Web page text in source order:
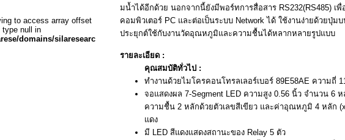
to access array offset
type null in
domains/silaresearch.com/public_html/productdesc.php
มน้ำได้อีกด้วย นอกจากนี้ยังมีพอร์ทการสื่อสาร RS232(RS485) เพื่
คอมพิวเตอร์ PC และต่อเป็นระบบ Network ได้ ใช้งานง่ายด้วยปุ่ม
ประยุกต์ใช้กับงานวัดอุณหภูมิและความชื้นได้หลากหลายรูปแบบ
รายละเอียด :
คุณสมบัติทั่วไป :
ทำงานด้วยไมโครคอนโทรลเลอร์เบอร์ 89E58AE ความถี่
จอแสดงผล 7-Segment LED ความสูง 0.56 นิ้ว จำนวน 6
ความชื้น 2 หลักด้วยตัวเลขสีเขียว และค่าอุณหภูมิ 4 หลัก
แดง
มี LED สีแดงแสดงสถานะของ Relay 5 ตัว